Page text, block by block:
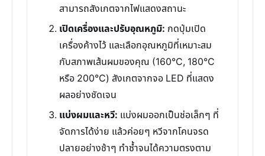
สามารถสังเกตจากไฟแสดงสถานะ
เปิดเครื่องและปรับอุณหภูมิ: กดปุ่มเปิด
เครื่องค้างไว้ และเลือกอุณหภูมิที่เหมาะสม
กับสภาพเส้นผมของคุณ (160°C, 180°C
หรือ 200°C) สังเกตจากจอ LED ที่แสดง
ผลอย่างชัดเจน
แบ่งผมและหวี: แบ่งผมออกเป็นช่อเล็กๆ ที่
จัดการได้ง่าย แล้วค่อยๆ หวีจากโคนจรด
ปลายอย่างช้าๆ ทำซ้ำจนได้ความตรงตาม